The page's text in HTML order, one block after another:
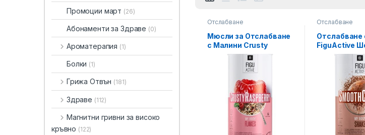
Отслабване
Мюсли за Отслабване
с Малини Crusty
Raspberry Figuactiv
LIFETAKT LR
Отслабване
Отслабване
FiguАctive
Smooth
Figuactive
Промоции март (26)
Абонаменти за Здраве (0)
Ароматерапия (1)
Болки (1)
Грижа Отвън (181)
Здраве (112)
Магнитни гривни за високо
кръвно (122)